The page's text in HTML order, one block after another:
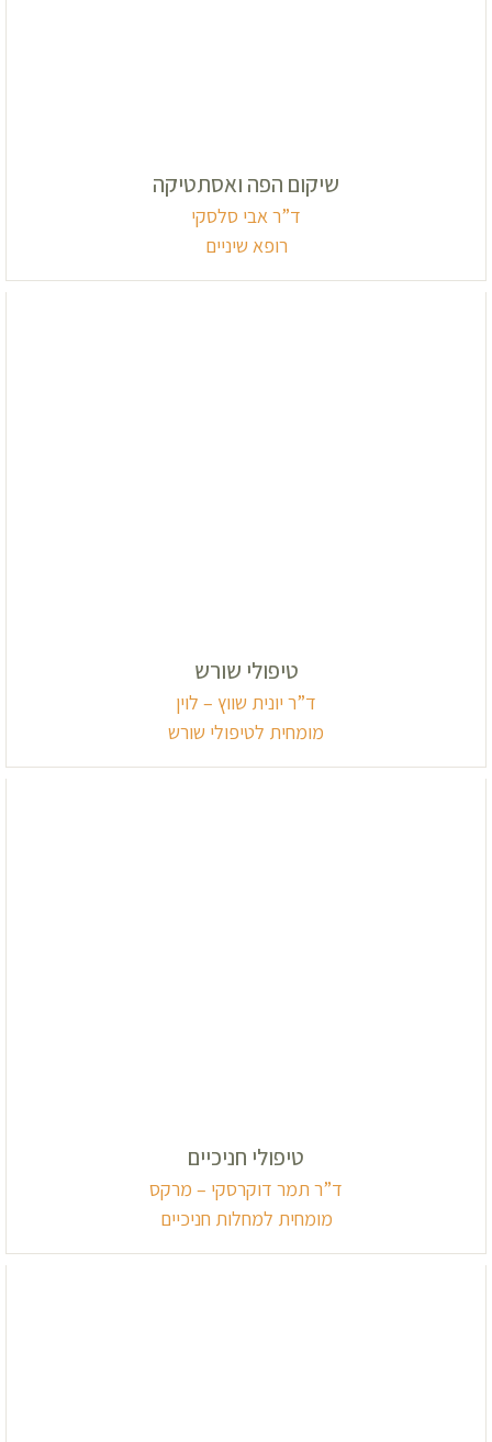
שיקום הפה ואסתטיקה
ד”ר אבי סלסקי
רופא שיניים
טיפולי שורש
ד”ר יונית שווץ – לוין
מומחית לטיפולי שורש
טיפולי חניכיים
ד”ר תמר דוקרסקי – מרקס
מומחית למחלות חניכיים